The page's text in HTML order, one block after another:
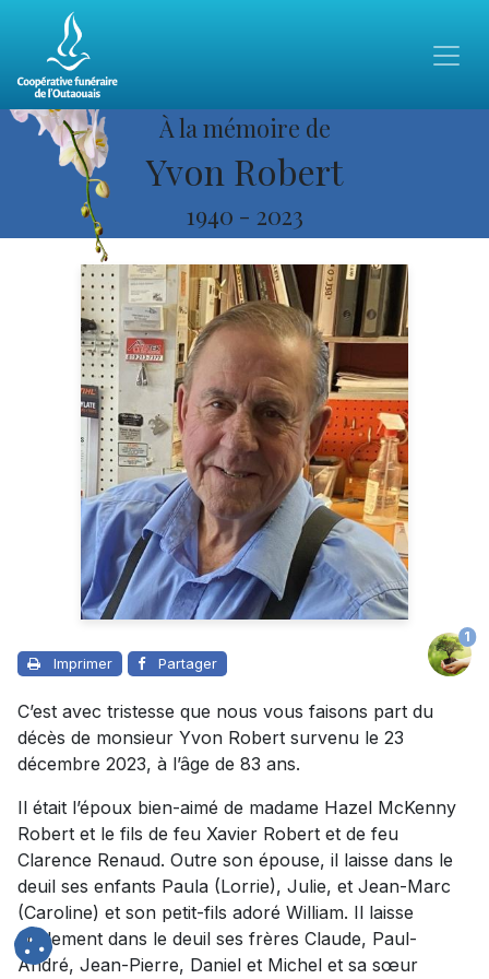
À la mémoire de
Yvon Robert
1940 - 2023
Imprimer Partager
1
C’est avec tristesse que nous vous faisons part du
décès de monsieur Yvon Robert survenu le 23
décembre 2023, à l’âge de 83 ans.
Il était l’époux bien-aimé de madame Hazel McKenny
Robert et le fils de feu Xavier Robert et de feu
Clarence Renaud. Outre son épouse, il laisse dans le
deuil ses enfants Paula (Lorrie), Julie, et Jean-Marc
(Caroline) et son petit-fils adoré William. Il laisse
également dans le deuil ses frères Claude, Paul-
André, Jean-Pierre, Daniel et Michel et sa sœur